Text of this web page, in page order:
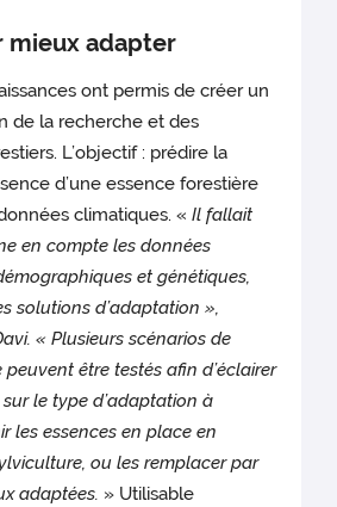
mieux adapter
ont permis de créer un
de la recherche et des
L’objectif : prédire la
d’une essence forestière
climatiques. « Il fallait
en compte les données
et génétiques,
solutions d’adaptation »,
« Plusieurs scénarios de
être testés afin d’éclairer
le type d’adaptation à
les essences en place en
ou les remplacer par
adaptées. » Utilisable